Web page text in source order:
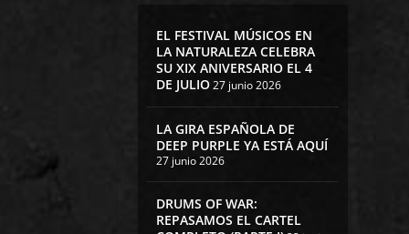
EL FESTIVAL MÚSICOS EN
LA NATURALEZA CELEBRA
SU XIX ANIVERSARIO EL 4
DE JULIO27 junio 2026
LA GIRA ESPAÑOLA DE
DEEP PURPLE YA ESTÁ AQUÍ
27 junio 2026
DRUMS OF WAR:
REPASAMOS EL CARTEL